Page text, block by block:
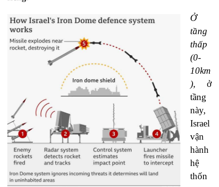
Ở
tầng
thấp
(0-
10km
), ở
tầng
này,
Israel
vận
hành
hệ
thốn